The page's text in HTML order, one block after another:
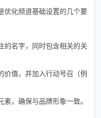
优化频道基础设置的几个要
的名字，同时包含相关的关
价值，并加入行动号召（例
素，确保与品牌形象一致。